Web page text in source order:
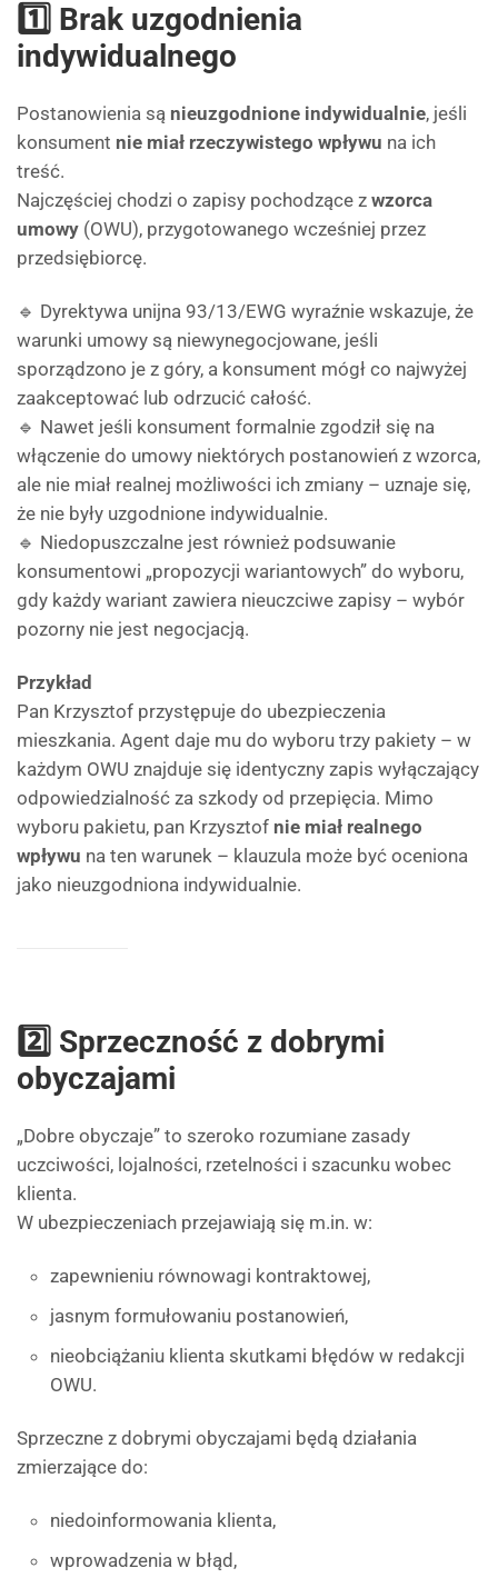
1️⃣ Brak uzgodnienia
indywidualnego
Postanowienia są nieuzgodnione indywidualnie, jeśli
konsument nie miał rzeczywistego wpływu na ich
treść.
Najczęściej chodzi o zapisy pochodzące z wzorca
umowy (OWU), przygotowanego wcześniej przez
przedsiębiorcę.
🔹 Dyrektywa unijna 93/13/EWG wyraźnie wskazuje, że
warunki umowy są niewynegocjowane, jeśli
sporządzono je z góry, a konsument mógł co najwyżej
zaakceptować lub odrzucić całość.
🔹 Nawet jeśli konsument formalnie zgodził się na
włączenie do umowy niektórych postanowień z wzorca,
ale nie miał realnej możliwości ich zmiany – uznaje się,
że nie były uzgodnione indywidualnie.
🔹 Niedopuszczalne jest również podsuwanie
konsumentowi „propozycji wariantowych” do wyboru,
gdy każdy wariant zawiera nieuczciwe zapisy – wybór
pozorny nie jest negocjacją.
Przykład
Pan Krzysztof przystępuje do ubezpieczenia
mieszkania. Agent daje mu do wyboru trzy pakiety – w
każdym OWU znajduje się identyczny zapis wyłączający
odpowiedzialność za szkody od przepięcia. Mimo
wyboru pakietu, pan Krzysztof nie miał realnego
wpływu na ten warunek – klauzula może być oceniona
jako nieuzgodniona indywidualnie.
2️⃣ Sprzeczność z dobrymi
obyczajami
„Dobre obyczaje” to szeroko rozumiane zasady
uczciwości, lojalności, rzetelności i szacunku wobec
klienta.
W ubezpieczeniach przejawiają się m.in. w:
zapewnieniu równowagi kontraktowej,
jasnym formułowaniu postanowień,
nieobciążaniu klienta skutkami błędów w redakcji
OWU.
Sprzeczne z dobrymi obyczajami będą działania
zmierzające do:
niedoinformowania klienta,
wprowadzenia w błąd,